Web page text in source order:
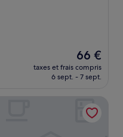
Le
nouveau
prix
de
66 €
66 €
taxes et frais compris
6 sept. - 7 sept.